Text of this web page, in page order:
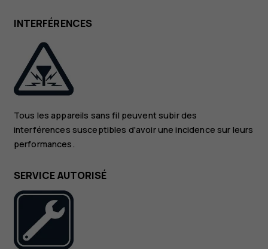
INTERFÉRENCES
Tous les appareils sans fil peuvent subir des
interférences susceptibles d'avoir une incidence sur leurs
performances.
SERVICE AUTORISÉ